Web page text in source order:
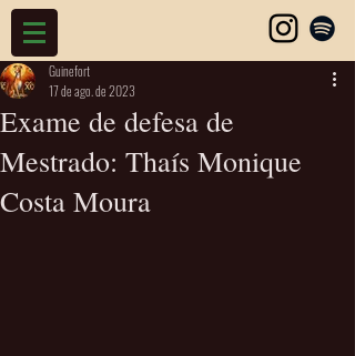
Exame de defesa de
Mestrado: Thaís Monique
Costa Moura
Guinefort
17 de ago. de 2023